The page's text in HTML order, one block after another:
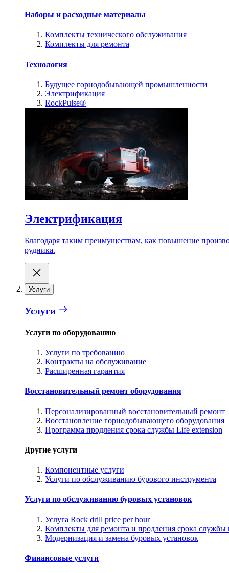
Наборы и расходные материалы
Комплекты технического обслуживания
Комплекты для ремонта
Технология
Будущее горнодобывающей промышленности
Электрификация
RockPulse®
Электрификация
Благодаря таким преимуществам, как повышение
рудника.
Услуги
Услуги
Услуги по оборудованию
Услуги по требованию
Контракты на обслуживание
Расширенная гарантия
Восстановительный ремонт оборудования
Персонализированный восстановительный ремонт
Восстановление горнодобывающего оборудования
Программа продления срока службы Life extension
Другие услуги
Компонентные услуги
Услуги по обслуживанию бурового инструмента
Услуги по обслуживанию буровых установок
Услуга Rock drill price per hour
Комплекты для ремонта и продления срока службы
Модернизация и замена буровых установок
Финансовые услуги